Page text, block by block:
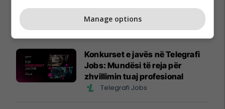
Reklamo këtu
Konkurset e javës në Telegrafi
Jobs: Mundësi të reja për
zhvillimin tuaj profesional
Telegrafi Jobs
Manage options